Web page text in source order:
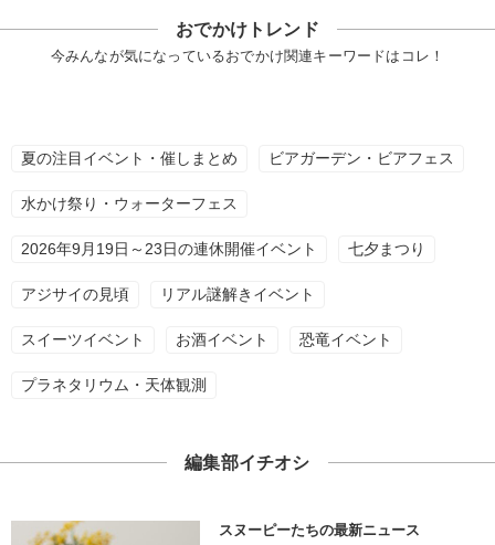
おでかけトレンド
今みんなが気になっているおでかけ関連キーワードはコレ！
夏の注目イベント・催しまとめ ビアガーデン・ビアフェス
水かけ祭り・ウォーターフェス
2026年9月19日～23日の連休開催イベント 七夕まつり
アジサイの見頃 リアル謎解きイベント
スイーツイベント お酒イベント 恐竜イベント
プラネタリウム・天体観測
編集部イチオシ
スヌーピーたちの最新ニュース